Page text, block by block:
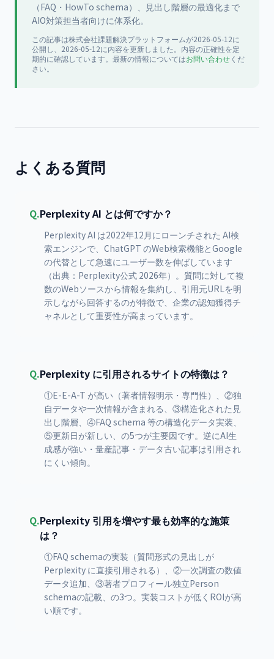
（FAQ・HowTo schema）、見出し階層の最適化まで
AIO対策担当者向けに体系化。
この記事は株式会社課題解決プラットフォームが2026-05-12に
公開し、2026-05-12に内容を更新しました。内容の正確性を定
期的に確認しています。最新の情報についてはお問い合わせくだ
さい。
よくある質問
Q.Perplexity AI とは何ですか？
Perplexity AI は2022年12月にローンチされた AI検
索エンジンで、ChatGPT のWeb検索機能とGoogle
の代替として急速にユーザー数を伸ばしています
（出典：Perplexity公式 2026年）。質問に対して複
数のWebソースから情報を集約し、引用元URLを明
示しながら回答するのが特徴で、企業の認知獲得チ
ャネルとして重要性が高まっています。
Q.Perplexity に引用されるサイトの特徴は？
①E-E-A-T が高い（著者情報明示・専門性）、②独
自データや一次情報が含まれる、③構造化された見
出し階層、④FAQ schema 等の構造化データ実装、
⑤更新日が新しい、の5つが主要因です。逆にAI生
成感が強い・量産記事・データ古い記事は引用され
にくい傾向。
Q.Perplexity 引用を増やす最も効率的な施策
は？
①FAQ schemaの実装（質問形式の見出しが
Perplexity に直接引用される）、②一次調査の数値
データ追加、③著者プロフィール独立Person
schemaの記載、の3つ。実装コストが低くROIが高
い順です。